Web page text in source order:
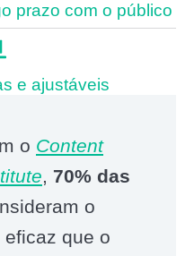
prazo com o público
e ajustáveis
o Content
, 70% das
o
eficaz que o